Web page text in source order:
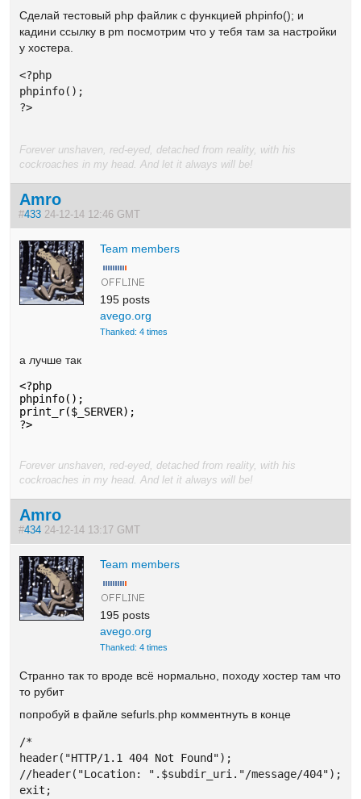
Сделай тестовый php файлик c функцией phpinfo(); и
кадини ссылку в pm посмотрим что у тебя там за настройки
у хостера.
<?php
phpinfo();
?>
Forever unshaven, red-eyed, detached from reality, with his
cockroaches in my head. And let it always will be!
Amro
#433 24-12-14 12:46 GMT
Team members
195 posts
avego.org
Thanked: 4 times
а лучше так
<?php
phpinfo();
print_r($_SERVER);
?>
Forever unshaven, red-eyed, detached from reality, with his
cockroaches in my head. And let it always will be!
Amro
#434 24-12-14 13:17 GMT
Team members
195 posts
avego.org
Thanked: 4 times
Странно так то вроде всё нормально, походу хостер там что
то рубит
попробуй в файле sefurls.php комментнуть в конце
/*
header("HTTP/1.1 404 Not Found");
//header("Location: ".$subdir_uri."/message/404");
exit;